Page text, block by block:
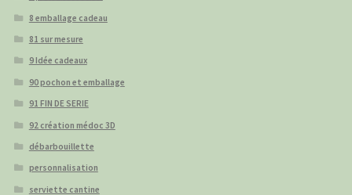
8 emballage cadeau
81 sur mesure
9 Idée cadeaux
90 pochon et emballage
91 FIN DE SERIE
92 création médoc 3D
débarbouillette
personnalisation
serviette cantine